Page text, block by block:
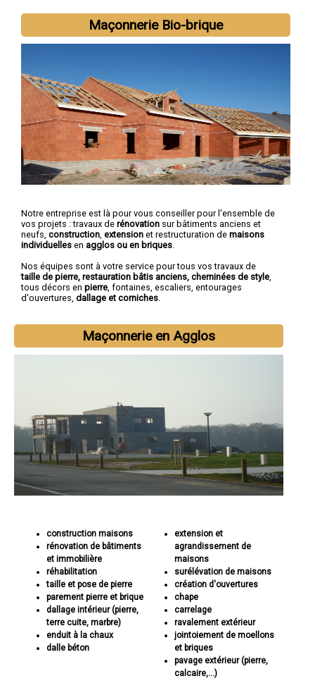
Maçonnerie Bio-brique
Notre entreprise est là pour vous conseiller pour l'ensemble de
vos projets : travaux de rénovation sur bâtiments anciens et
neufs, construction extension et restructuration de maisons
individuelles en agglos ou en briques
Nos équipes sont à votre service pour tous vos travaux de
taille de pierre, restauration bâtis anciens, cheminées de style
tous décors en pierre , fontaines, escaliers, entourages
d'ouvertures, dallage et corniches
Maçonnerie en Agglos
construction maisons
rénovation de bâtiments
et immobilière
réhabilitation
taille et pose de pierre
parement pierre et brique
dallage intérieur (pierre,
terre cuite, marbre)
enduit à la chaux
dalle béton
extension et
agrandissement de
maisons
surélévation de maisons
création d'ouvertures
chape
carrelage
ravalement extérieur
jointoiement de moellons
et briques
pavage extérieur (pierre,
calcaire,...)